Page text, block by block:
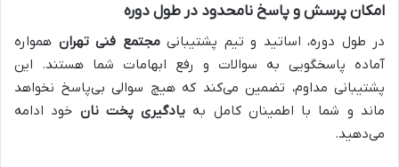
امکان پرسش و پاسخ نامحدود در طول دوره
در طول دوره، اساتید و تیم پشتیبانیمجتمع فنی تهران همواره
آماده پاسخگویی به سوالات و رفع ابهامات شما هستند. این
پشتیبانی مداوم، تضمین می‌کند که هیچ سوالی بی‌پاسخ نخواهد
ماند و شما با اطمینان کامل به یادگیری پخت نان خود ادامه
می‌دهید.